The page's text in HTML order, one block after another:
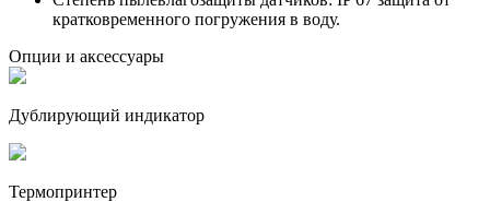
кратковременного погружения в воду.
Опции и аксессуары
Дублирующий индикатор
Термопринтер